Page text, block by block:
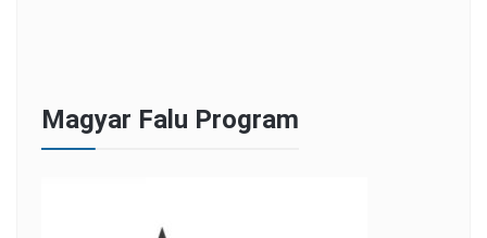
Magyar Falu Program